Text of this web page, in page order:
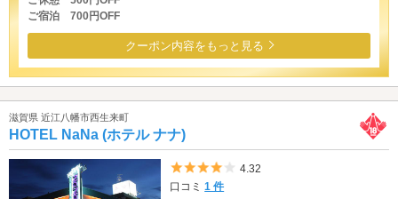
ご宿泊 700円OFF
クーポン内容をもっと見る
滋賀県 近江八幡市西生来町
HOTEL NaNa (ホテル ナナ)
5つ星のうち4
4.32
口コミ1 件